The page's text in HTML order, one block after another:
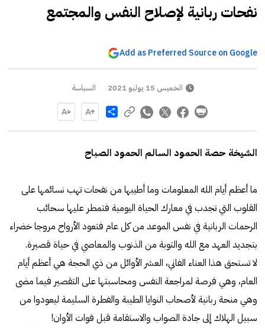
نفحات ربانية لإصلاح النفس والمجتمع
Add as Preferred Source on Google
الخميس 15 يوليو 2021 السياسة
Share
الشيخة حصة الحمود السالم الحمود الصباح
ما أعظم أيام الله المعلومات وما أطيبها من نفحات تهب نسائمها على
القلوب التي تجدب في معارك الحياة اليومية فتمطر عليها سحائب
الرحمات الربانية في نفس الموعد من كل عام فتعود الأرواح مروجا خضراء
بتجديد العهد مع الله والتوبة من الذنوب والمعاصي في حياة قصيرة.
لا تستحق هذا العناء الفاني، العشر الأوائل من ذي الحجة هي أعظم أيام
العام، وهي فرصة لمراجعة النفس ومحاسبتها على التقصير فيما مضى
وهي منحة ربانية لأصحاب النوايا الطيبة والفطرة السليمة ليعودوا من
سبيل الهلاك إلى جادة الصواب والاستقامة قبل فوات الأوان!